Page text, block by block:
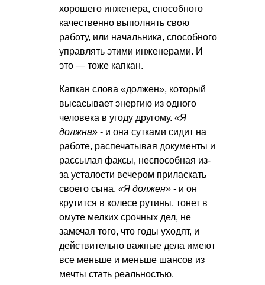
хорошего инженера, способного
качественно выполнять свою
работу, или начальника, способного
управлять этими инженерами. И
это — тоже капкан.
Капкан слова «должен», который
высасывает энергию из одного
человека в угоду другому. «Я
должна» - и она сутками сидит на
работе, распечатывая документы и
рассылая факсы, неспособная из-
за усталости вечером приласкать
своего сына. «Я должен» - и он
крутится в колесе рутины, тонет в
омуте мелких срочных дел, не
замечая того, что годы уходят, и
действительно важные дела имеют
все меньше и меньше шансов из
мечты стать реальностью.